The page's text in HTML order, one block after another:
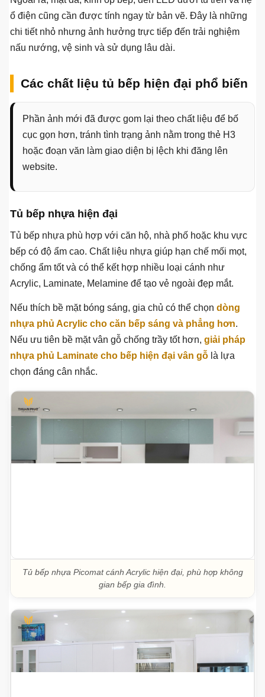
ổ điện cũng cần được tính ngay từ bản vẽ. Đây là những
chi tiết nhỏ nhưng ảnh hưởng trực tiếp đến trải nghiệm
nấu nướng, vệ sinh và sử dụng lâu dài.
Các chất liệu tủ bếp hiện đại phổ biến
Phần ảnh mới đã được gom lại theo chất liệu để bố
cục gọn hơn, tránh tình trạng ảnh nằm trong thẻ H3
hoặc đoạn văn làm giao diện bị lệch khi đăng lên
website.
Tủ bếp nhựa hiện đại
Tủ bếp nhựa phù hợp với căn hộ, nhà phố hoặc khu vực
bếp có độ ẩm cao. Chất liệu nhựa giúp hạn chế mối mọt,
chống ẩm tốt và có thể kết hợp nhiều loại cánh như
Acrylic, Laminate, Melamine để tạo vẻ ngoài đẹp mắt.
Nếu thích bề mặt bóng sáng, gia chủ có thể chọn dòng
nhựa phủ Acrylic cho căn bếp sáng và phẳng hơn.
Nếu ưu tiên bề mặt vân gỗ chống trầy tốt hơn, giải pháp
nhựa phủ Laminate cho bếp hiện đại vân gỗ là lựa
chọn đáng cân nhắc.
Tủ bếp nhựa Picomat cánh Acrylic hiện đại, phù hợp không
gian bếp gia đình.